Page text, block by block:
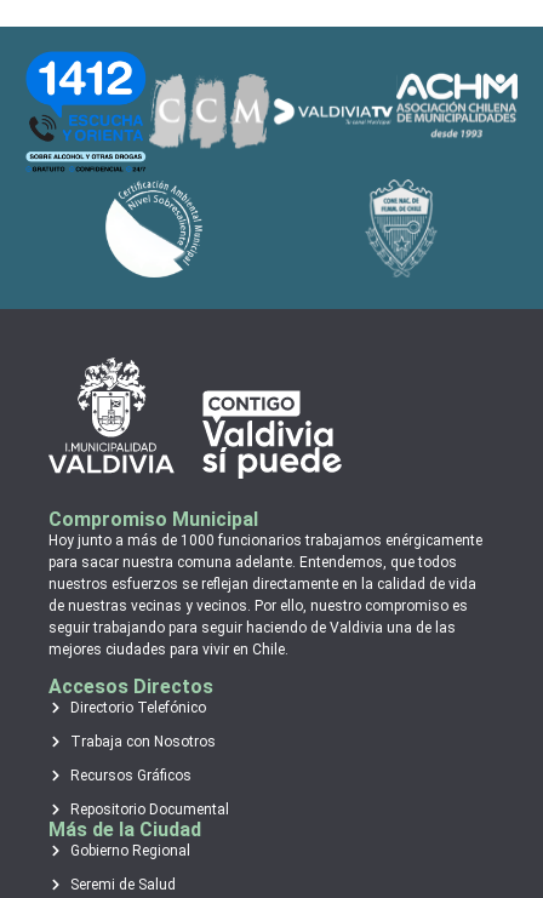
Compromiso Municipal
Hoy junto a más de 1000 funcionarios trabajamos enérgicamente
para sacar nuestra comuna adelante. Entendemos, que todos
nuestros esfuerzos se reflejan directamente en la calidad de vida
de nuestras vecinas y vecinos. Por ello, nuestro compromiso es
seguir trabajando para seguir haciendo de Valdivia una de las
mejores ciudades para vivir en Chile.
Accesos Directos
Directorio Telefónico
Trabaja con Nosotros
Recursos Gráficos
Repositorio Documental
Más de la Ciudad
Gobierno Regional
Seremi de Salud